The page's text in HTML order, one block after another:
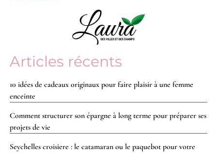
Articles récents
10 idées de cadeaux originaux pour faire plaisir à une femme
enceinte
Comment structurer son épargne à long terme pour préparer ses
projets de vie
Seychelles croisiere : le catamaran ou le paquebot pour votre